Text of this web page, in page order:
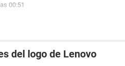
00:51
del logo de Lenovo